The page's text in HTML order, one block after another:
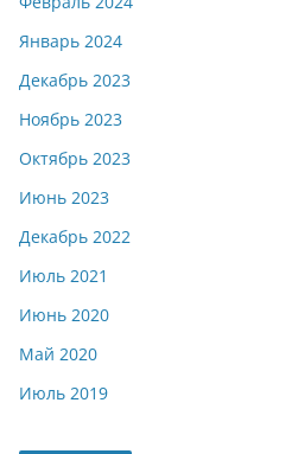
Январь 2024
Декабрь 2023
Ноябрь 2023
Октябрь 2023
Июнь 2023
Декабрь 2022
Июль 2021
Июнь 2020
Май 2020
Июль 2019